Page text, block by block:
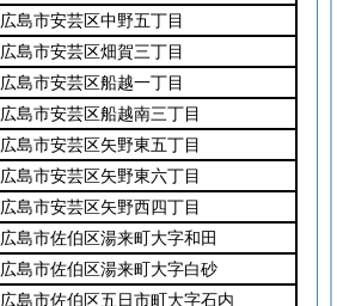
広島市安芸区中野五丁目
広島市安芸区畑賀三丁目
広島市安芸区船越一丁目
広島市安芸区船越南三丁目
広島市安芸区矢野東五丁目
広島市安芸区矢野東六丁目
広島市安芸区矢野西四丁目
広島市佐伯区湯来町大字和田
広島市佐伯区湯来町大字白砂
広島市佐伯区五日市町大字石内